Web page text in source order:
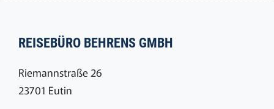
REISEBÜRO BEHRENS GMBH
Riemannstraße 26
23701 Eutin